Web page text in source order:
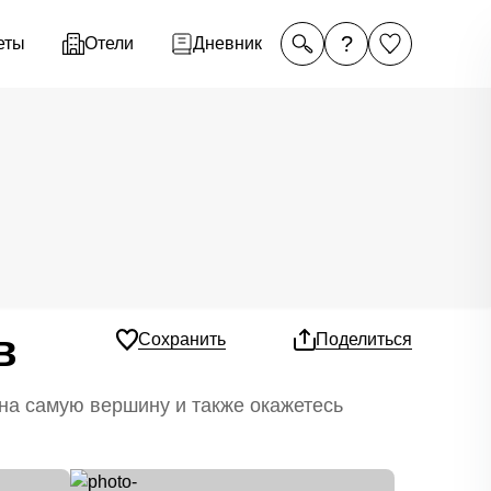
Отели Дневник ?
Сохранить Поделиться
самую вершину и также окажетесь